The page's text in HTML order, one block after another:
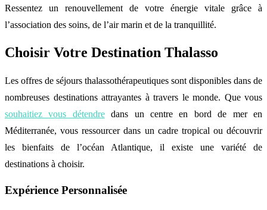
Ressentez un renouvellement de votre énergie vitale grâce à
l’association des soins, de l’air marin et de la tranquillité.
Choisir Votre Destination Thalasso
Les offres de séjours thalassothérapeutiques sont disponibles dans de
nombreuses destinations attrayantes à travers le monde. Que vous
souhaitiez vous détendredans un centre en bord de mer en
Méditerranée, vous ressourcer dans un cadre tropical ou découvrir
les bienfaits de l’océan Atlantique, il existe une variété de
destinations à choisir.
Expérience Personnalisée